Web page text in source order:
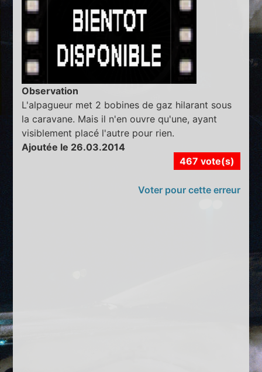
Observation
L'alpagueur met 2 bobines de gaz hilarant sous
la caravane. Mais il n'en ouvre qu'une, ayant
visiblement placé l'autre pour rien.
Ajoutée le 26.03.2014
467 vote(s)
Voter pour cette erreur